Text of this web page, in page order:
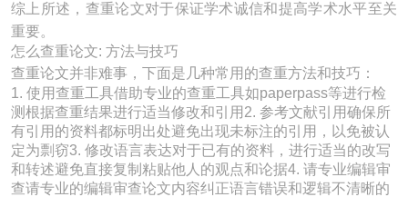
综上所述，查重论文对于保证学术诚信和提高学术水平至关
重要。
怎么查重论文: 方法与技巧
查重论文并非难事，下面是几种常用的查重方法和技巧：
1. 使用查重工具借助专业的查重工具如paperpass等进行检
测根据查重结果进行适当修改和引用2. 参考文献引用确保所
有引用的资料都标明出处避免出现未标注的引用，以免被认
定为剽窃3. 修改语言表达对于已有的资料，进行适当的改写
和转述避免直接复制粘贴他人的观点和论据4. 请专业编辑审
查请专业的编辑审查论文内容纠正语言错误和逻辑不清晰的